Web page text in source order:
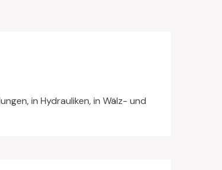
in Hydrauliken, in Wälz- und